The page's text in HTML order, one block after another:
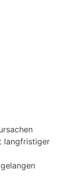
langfristiger